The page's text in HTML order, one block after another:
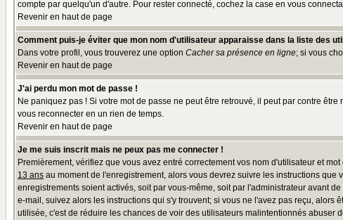
compte par quelqu'un d'autre. Pour rester connecté, cochez la case en vous
Revenir en haut de page
Comment puis-je éviter que mon nom d'utilisateur apparaisse dans la liste des
Dans votre profil, vous trouverez une option Cacher sa présence en ligne; si vous
Revenir en haut de page
J'ai perdu mon mot de passe !
Ne paniquez pas ! Si votre mot de passe ne peut être retrouvé, il peut par contre
vous reconnecter en un rien de temps.
Revenir en haut de page
Je me suis inscrit mais ne peux pas me connecter !
Premièrement, vérifiez que vous avez entré correctement vos nom d'utilisateur et
13 ans au moment de l'enregistrement, alors vous devrez suivre les instructions
enregistrements soient activés, soit par vous-même, soit par l'administrateur avant
e-mail, suivez alors les instructions qui s'y trouvent; si vous ne l'avez pas reçu,
utilisée, c'est de réduire les chances de voir des utilisateurs malintentionnés abuser